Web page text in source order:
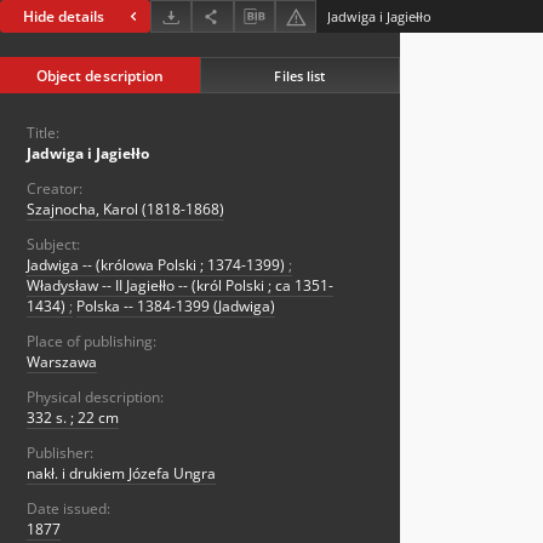
Hide details Jadwiga i Jagiełło
Object description Files list
Title:
Jadwiga i Jagiełło
Creator:
Szajnocha, Karol (1818-1868)
Subject:
Jadwiga -- (królowa Polski ; 1374-1399) ;
Władysław -- II Jagiełło -- (król Polski ; ca 1351-
1434) ; Polska -- 1384-1399 (Jadwiga)
Place of publishing:
Warszawa
Physical description:
332 s. ; 22 cm
Publisher:
nakł. i drukiem Józefa Ungra
Date issued:
1877